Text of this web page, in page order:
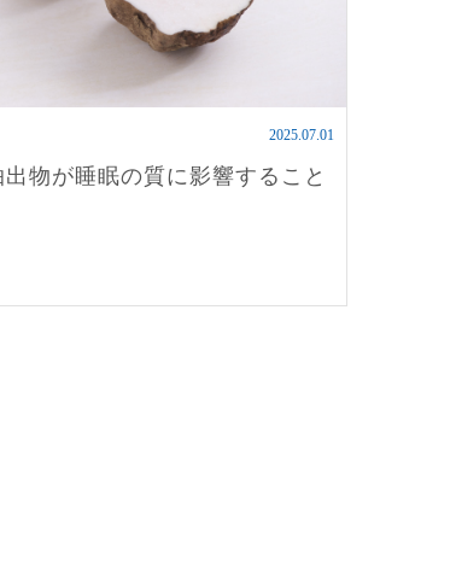
2025.07.01
物が睡眠の質に影響すること